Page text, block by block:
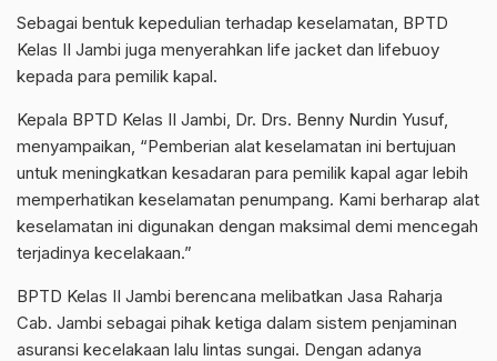
Sebagai bentuk kepedulian terhadap keselamatan, BPTD
Kelas II Jambi juga menyerahkan life jacket dan lifebuoy
kepada para pemilik kapal.
Kepala BPTD Kelas II Jambi, Dr. Drs. Benny Nurdin Yusuf,
menyampaikan, “Pemberian alat keselamatan ini bertujuan
untuk meningkatkan kesadaran para pemilik kapal agar lebih
memperhatikan keselamatan penumpang. Kami berharap alat
keselamatan ini digunakan dengan maksimal demi mencegah
terjadinya kecelakaan.”
BPTD Kelas II Jambi berencana melibatkan Jasa Raharja
Cab. Jambi sebagai pihak ketiga dalam sistem penjaminan
asuransi kecelakaan lalu lintas sungai. Dengan adanya